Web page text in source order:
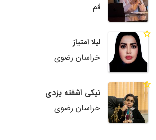
قم
لیلا امتیاز
خراسان رضوی
نیکی آشفته یزدی
خراسان رضوی